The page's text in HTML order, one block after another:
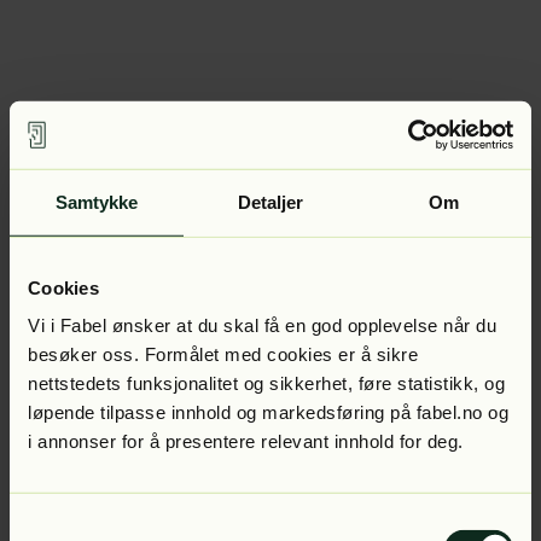
Samtykke Detaljer Om
Cookies
Vi i Fabel ønsker at du skal få en god opplevelse når du
besøker oss. Formålet med cookies er å sikre
nettstedets funksjonalitet og sikkerhet, føre statistikk, og
løpende tilpasse innhold og markedsføring på fabel.no og
i annonser for å presentere relevant innhold for deg.